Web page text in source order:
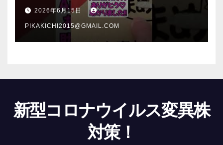
介 #Shorts
2026年6月15日
PIKAKICHI2015@GMAIL.COM
新型コロナウイルス変異株
対策！